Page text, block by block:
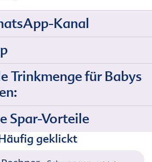
Kanal
Trinkmenge für Babys
Spar-Vorteile
geklickt